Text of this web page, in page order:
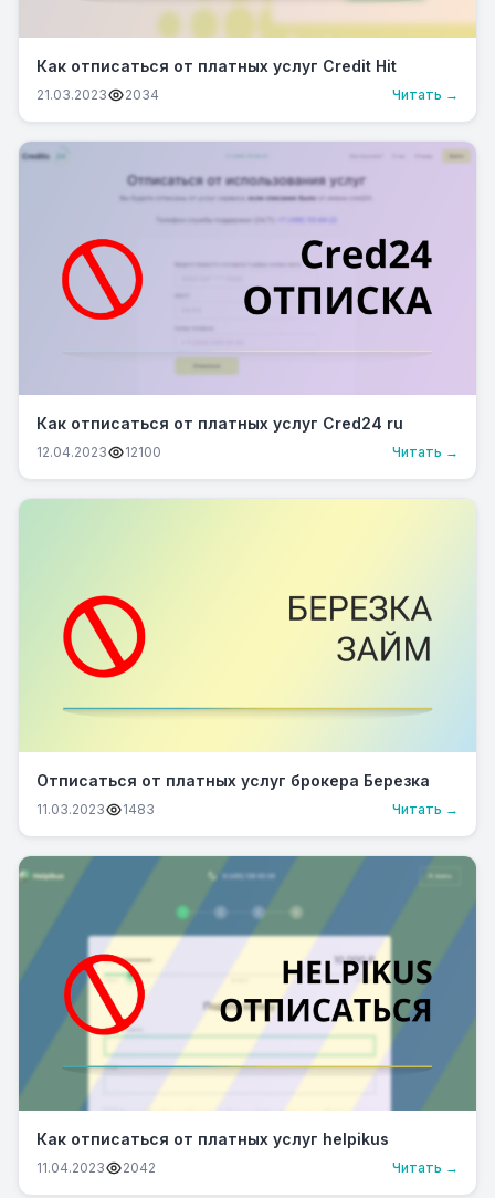
Как отписаться от платных услуг Credit Hit
21.03.2023 2034 Читать →
Как отписаться от платных услуг Сred24 ru
12.04.2023 12100 Читать →
Отписаться от платных услуг брокера Березка
11.03.2023 1483 Читать →
Как отписаться от платных услуг helpikus
11.04.2023 2042 Читать →